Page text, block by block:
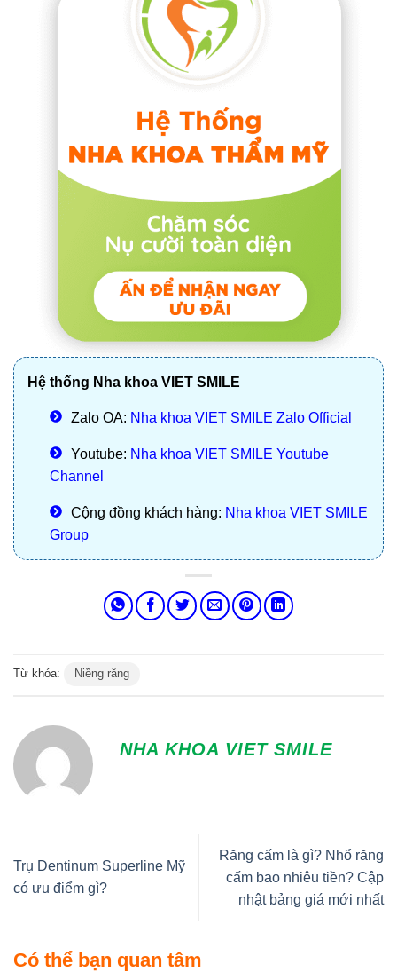
Hệ thống Nha khoa VIET SMILE
Zalo OA: Nha khoa VIET SMILE Zalo Official
Youtube: Nha khoa VIET SMILE Youtube
Channel
Cộng đồng khách hàng: Nha khoa VIET SMILE
Group
Từ khóa: Niềng răng
NHA KHOA VIET SMILE
Trụ Dentinum Superline Mỹ
có ưu điểm gì?
Răng cấm là gì? Nhổ răng
cấm bao nhiêu tiền? Cập
nhật bảng giá mới nhất
Có thể bạn quan tâm